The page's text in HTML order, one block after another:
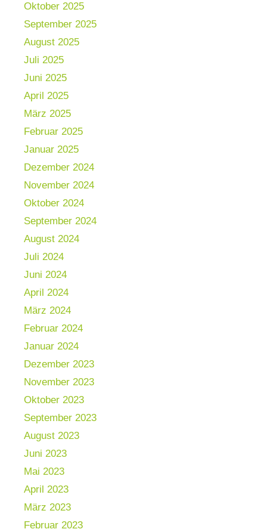
Oktober 2025
September 2025
August 2025
Juli 2025
Juni 2025
April 2025
März 2025
Februar 2025
Januar 2025
Dezember 2024
November 2024
Oktober 2024
September 2024
August 2024
Juli 2024
Juni 2024
April 2024
März 2024
Februar 2024
Januar 2024
Dezember 2023
November 2023
Oktober 2023
September 2023
August 2023
Juni 2023
Mai 2023
April 2023
März 2023
Februar 2023